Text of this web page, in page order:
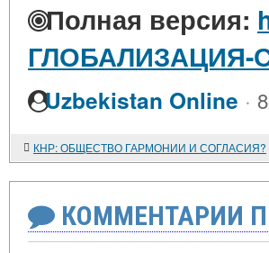
Полная версия:
ГЛОБАЛИЗАЦИЯ-
Uzbekistan Online ·
КНР: ОБЩЕСТВО ГАРМОНИИ И СОГЛАСИЯ?
КОММЕНТАРИИ